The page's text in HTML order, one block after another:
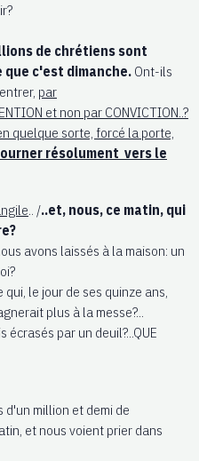
de chrétiens sont
c'est dimanche. Ont-ils
par
et non par CONVICTION..?
quelque sorte, forcé la porte,
résolument vers le
.. /..et, nous, ce matin, qui
à la maison: un
ses quinze ans,
plus à la messe?...
un deuil?...QUE
d'un million et demi de
et nous voient prier dans